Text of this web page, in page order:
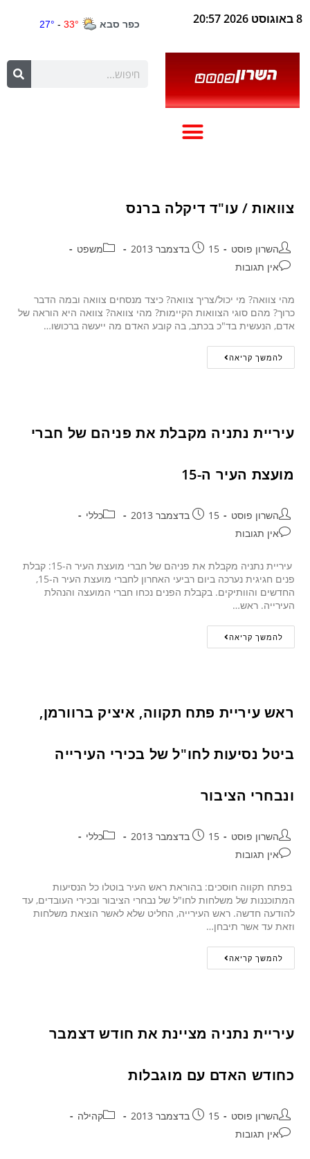
8 באוגוסט 2026 20:57
צוואות / עו"ד דיקלה ברנס
השרון פוסט 15 בדצמבר 2013
משפט
אין תגובות
מהי צוואה? מי יכול/צריך צוואה? כיצד מנסחים צוואה ובמה הדבר
כרוך? מהם סוגי הצוואות הקיימות? מהי צוואה? צוואה היא הוראה של
אדם, הנעשית בד"כ בכתב, בה קובע האדם מה ייעשה ברכושו…
להמשך קריאה
עיריית נתניה מקבלת את פניהם של חברי
מועצת העיר ה-15
השרון פוסט 15 בדצמבר 2013
כללי
אין תגובות
עיריית נתניה מקבלת את פניהם של חברי מועצת העיר ה-15: קבלת
פנים חגיגית נערכה ביום רביעי האחרון לחברי מועצת העיר ה-15,
החדשים והוותיקים. בקבלת הפנים נכחו חברי המועצה והנהלת
העירייה. ראש…
להמשך קריאה
ראש עיריית פתח תקווה, איציק ברוורמן,
ביטל נסיעות לחו"ל של בכירי העירייה
ונבחרי הציבור
השרון פוסט 15 בדצמבר 2013
כללי
אין תגובות
בפתח תקווה חוסכים: בהוראת ראש העיר בוטלו כל הנסיעות
המתוכננות של משלחות לחו"ל של נבחרי הציבור ובכירי העובדים, עד
להודעה חדשה. ראש העירייה, החליט שלא לאשר הוצאת משלחות
וזאת עד אשר תיבחן…
להמשך קריאה
עיריית נתניה מציינת את חודש דצמבר
כחודש האדם עם מוגבלות
השרון פוסט 15 בדצמבר 2013
קהילה
אין תגובות